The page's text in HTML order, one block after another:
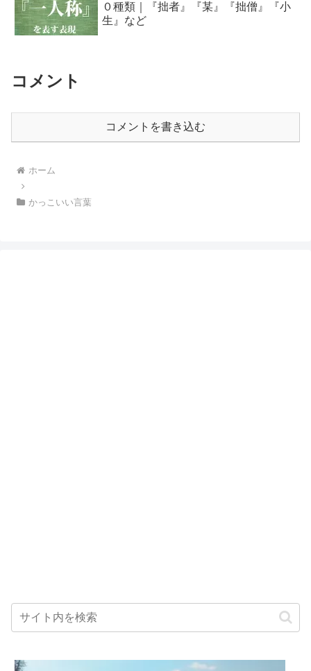
０種類｜『拙者』『某』『拙僧』『小
生』など
コメント
コメントを書き込む
ホーム
かっこいい言葉